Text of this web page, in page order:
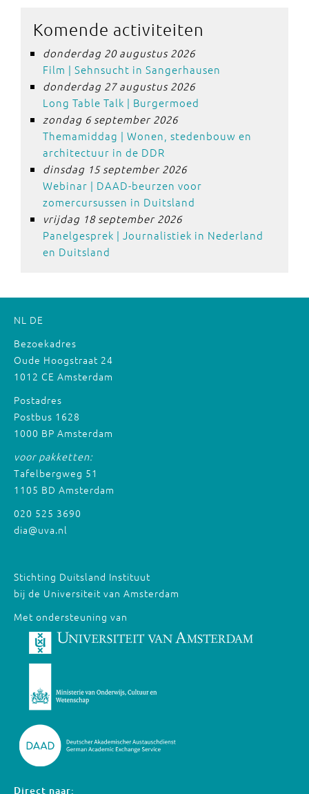
Komende activiteiten
donderdag 20 augustus 2026
Film | Sehnsucht in Sangerhausen
donderdag 27 augustus 2026
Long Table Talk | Burgermoed
zondag 6 september 2026
Themamiddag | Wonen, stedenbouw en
architectuur in de DDR
dinsdag 15 september 2026
Webinar | DAAD-beurzen voor
zomercursussen in Duitsland
vrijdag 18 september 2026
Panelgesprek | Journalistiek in Nederland
en Duitsland
NL DE
Bezoekadres
Oude Hoogstraat 24
1012 CE Amsterdam
Postadres
Postbus 1628
1000 BP Amsterdam
voor pakketten:
Tafelbergweg 51
1105 BD Amsterdam
020 525 3690
dia@uva.nl
Stichting Duitsland Instituut
bij de Universiteit van Amsterdam
Met ondersteuning van
Direct naar: